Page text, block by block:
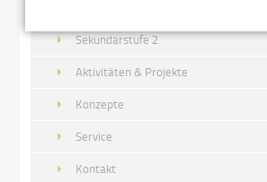
Sekundarstufe 2
Aktivitäten & Projekte
Konzepte
Service
Kontakt